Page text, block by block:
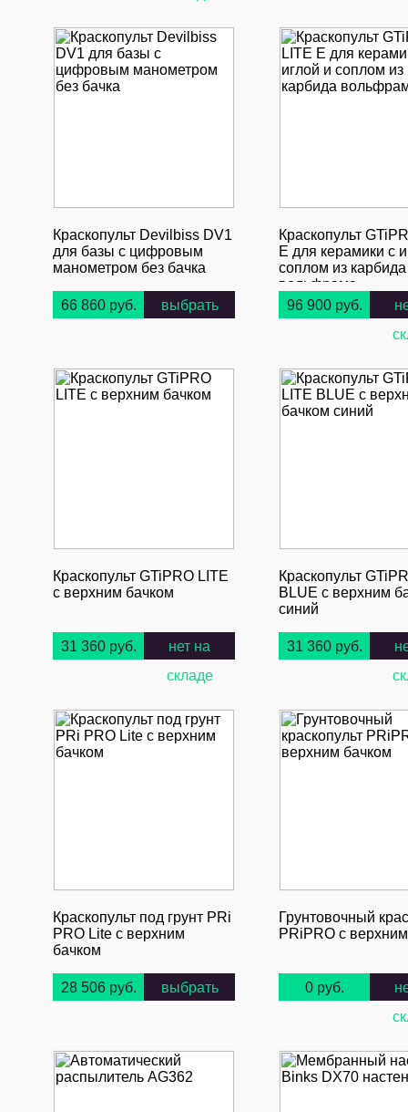
Краскопульт Devilbiss DV1
для базы с цифровым
манометром без бачка
66 860 руб. выбрать
Краскопульт
E для керамики с
соплом из карбида
вольфрама
96 900 руб.
Краскопульт GTiPRO LITE
с верхним бачком
31 360 руб.
нет на
складе
Краскопульт
BLUE с верхним
синий
31 360 руб.
Краскопульт под грунт PRi
PRO Lite с верхним
бачком
28 506 руб. выбрать
Грунтовочный
PRiPRO с
0 руб.